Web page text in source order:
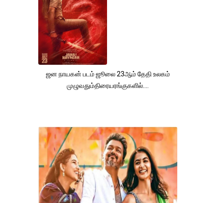
ஜன நாயகன் படம் ஜூலை 23ஆம் தேதி உலகம்
முழுவதும்திரையரங்குகளில்....